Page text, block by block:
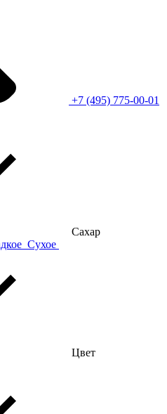
+7 (495) 775-00-01
Сахар
Сухое
Цвет